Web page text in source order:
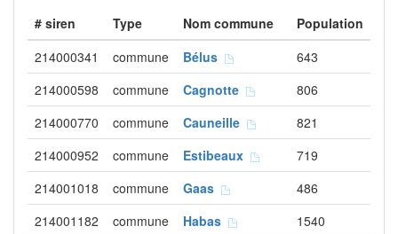
# siren Type Nom commune
Population
214000341
commune Bélus
643
214000598
commune Cagnotte
806
214000770
commune Cauneille
821
214000952
commune Estibeaux
719
214001018
commune Gaas
486
214001182
commune Habas
1540